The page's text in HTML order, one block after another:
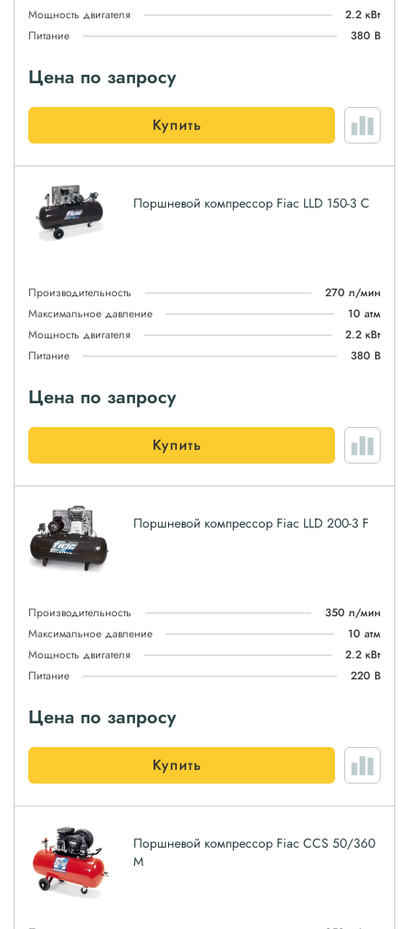
Мощность двигателя
2.2 кВт
Питание
380 В
Цена по запросу
Купить
Поршневой компрессор Fiac LLD 150-3 C
Производительность
270 л/мин
Максимальное давление
10 атм
Мощность двигателя
2.2 кВт
Питание
380 В
Цена по запросу
Купить
Поршневой компрессор Fiac LLD 200-3 F
Производительность
350 л/мин
Максимальное давление
10 атм
Мощность двигателя
2.2 кВт
Питание
220 В
Цена по запросу
Купить
Поршневой компрессор Fiac CCS 50/360
M